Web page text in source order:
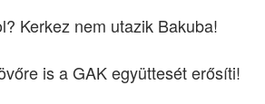
Kerkez nem utazik Bakuba!
is a GAK együttesét erősíti!